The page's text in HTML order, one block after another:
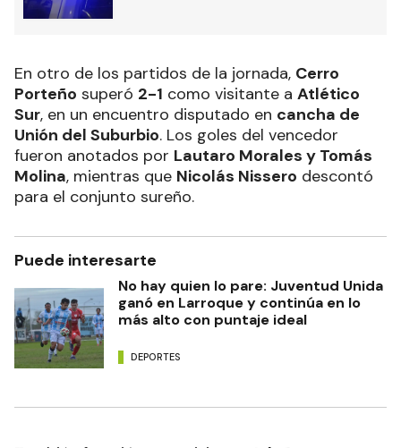
En otro de los partidos de la jornada, Cerro
Porteño superó 2-1 como visitante a Atlético
Sur, en un encuentro disputado en cancha de
Unión del Suburbio. Los goles del vencedor
fueron anotados por Lautaro Morales y Tomás
Molina, mientras que Nicolás Nissero descontó
para el conjunto sureño.
Puede interesarte
No hay quien lo pare: Juventud Unida
ganó en Larroque y continúa en lo
más alto con puntaje ideal
DEPORTES